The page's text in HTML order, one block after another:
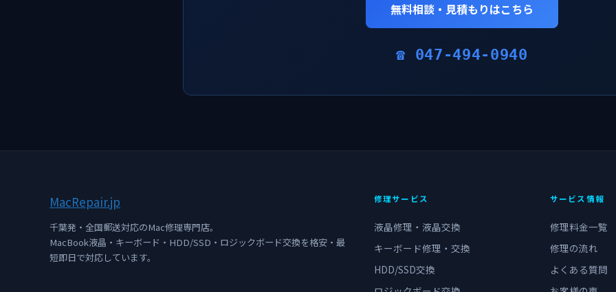
無料相談・見積もりはこちら
☎ 047-494-0940
MacRepair.jp
千葉発・全国郵送対応のMac修理専門店。
MacBook液晶・キーボード・HDD/SSD・ロジックボード交換を格安・最
短即日で対応しています。
修理サービス
液晶修理・液晶交換
キーボード修理・交換
HDD/SSD交換
サービス情報
修理料金一覧
修理の流れ
よくある質問